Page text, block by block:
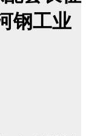
钢工业